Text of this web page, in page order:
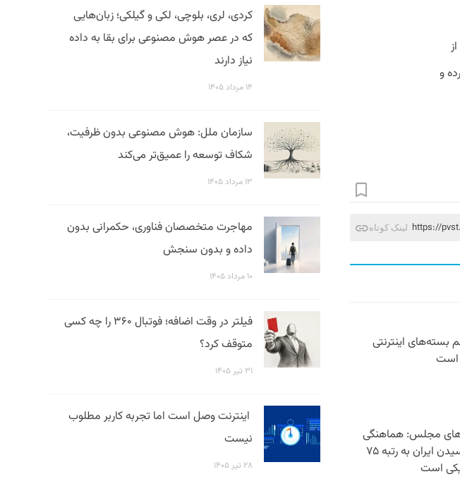
و
لینک کوتاه https://
بسته‌های اینترنتی
است
مجلس: هماهنگی
نهادی شرط رسیدن ایران به رتبه ۷۵
است
کردی، لری، بلوچی، لکی و گیلکی؛ زبان‌هایی
که در عصر هوش مصنوعی برای بقا به داده
نیاز دارند
۱۴ مرداد ۱۴۰۵
سازمان ملل: هوش مصنوعی بدون ظرفیت،
شکاف توسعه را عمیق‌تر می‌کند
۱۳ مرداد ۱۴۰۵
مهاجرت متخصصان فناوری، حکمرانی بدون
داده و بدون سنجش
۱۰ مرداد ۱۴۰۵
فیلتر در وقت اضافه؛ فوتبال ۳۶۰ را چه کسی
متوقف کرد؟
۳۱ تیر ۱۴۰۵
اینترنت وصل است اما تجربه کاربر مطلوب
نیست
۲۸ تیر ۱۴۰۵